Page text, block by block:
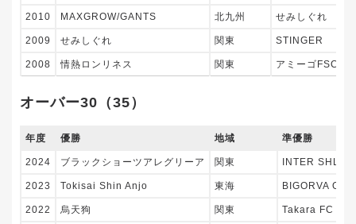
2010 MAXGROW/GANTS 北九州 せみしぐれ
2009 せみしぐれ 関東 STINGER
2008 情熱ロンリネス 関東 アミーゴFSC
オーバー30（35）
年度 優勝 地域 準優勝
2024 ブラックショーツアレグリーア 関東 INTER
2023 Tokisai Shin Anjo 東海 BIGORVA
2022 烏天狗 関東 Takara FC /